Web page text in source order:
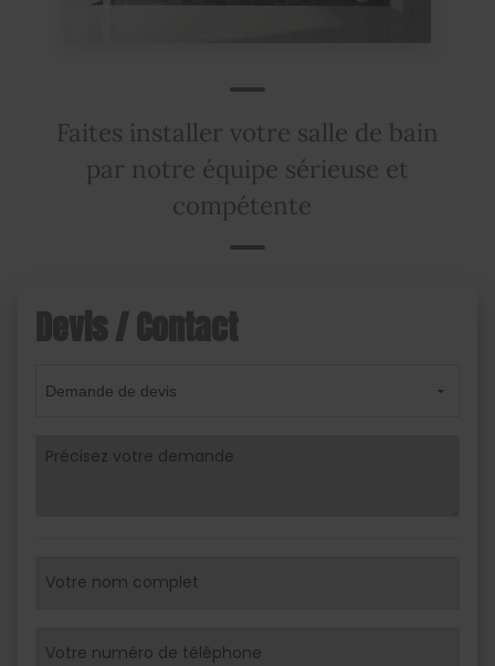
Faites installer votre salle de bain
par notre équipe sérieuse et
compétente
Devis / Contact